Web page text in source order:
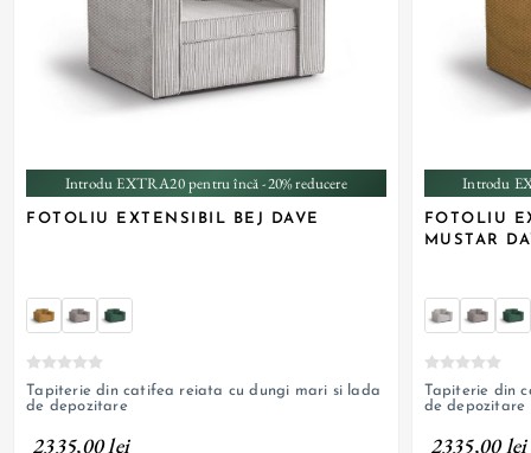
Introdu EXTRA20 pentru încă -20% reducere
FOTOLIU EXTENSIBIL BEJ DAVE
Tapiterie din catifea reiata cu dungi mari si lada
de depozitare
2335,00 lei
Introdu
FOTOLIU
MUSTAR
Tapiterie din
de depozitare
2335,00 lei